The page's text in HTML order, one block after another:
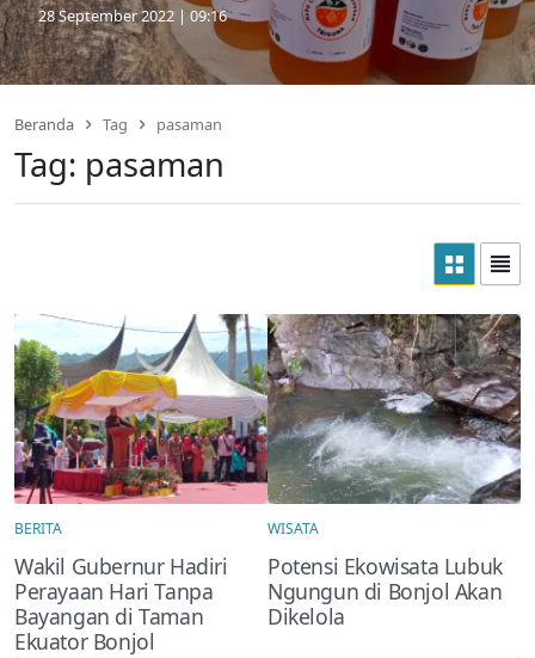
28 September 2022 | 09:16
Beranda Tag pasaman
Tag: pasaman
BERITA
Wakil Gubernur Hadiri
Perayaan Hari Tanpa
Bayangan di Taman
Ekuator Bonjol
WISATA
Potensi Ekowisata Lubuk
Ngungun di Bonjol Akan
Dikelola